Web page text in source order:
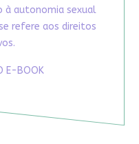
à autonomia sexual
refere aos direitos
E-BOOK